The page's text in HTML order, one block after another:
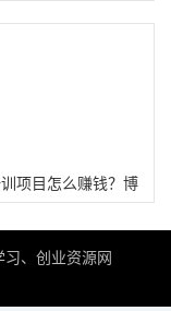
项目怎么赚钱？博
、创业资源网